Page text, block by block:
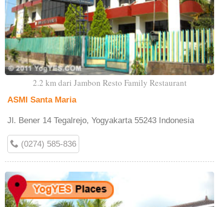
2.2 km dari Jambon Resto Family Restaurant
ASMI Santa Maria
Jl. Bener 14 Tegalrejo, Yogyakarta 55243 Indonesia
(0274) 585-836